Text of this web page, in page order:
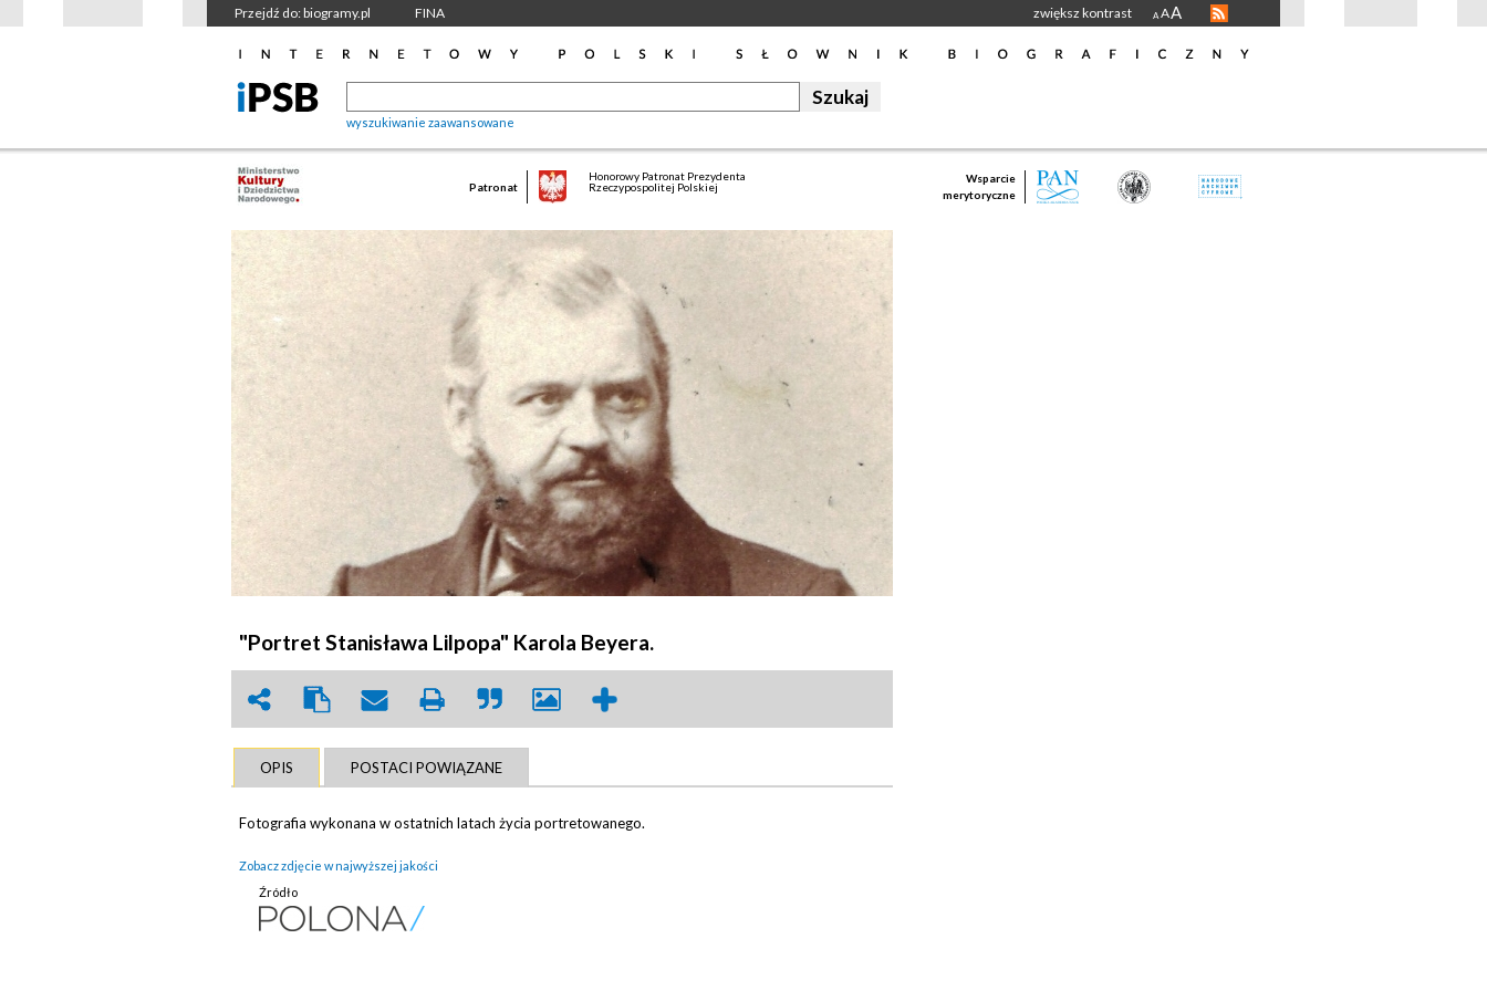
Przejdź do: biogramy.pl FINA zwiększ kontrast A AA
wyszukiwanie zaawansowane
Patronat
Honorowy Patronat Prezydenta
Rzeczypospolitej Polskiej
Wsparcie
merytoryczne
"Portret Stanisława Lilpopa" Karola Beyera.
OPIS POSTACI POWIĄZANE
Fotografia wykonana w ostatnich latach życia portretowanego.
Zobacz zdjęcie w najwyższej jakości
Źródło